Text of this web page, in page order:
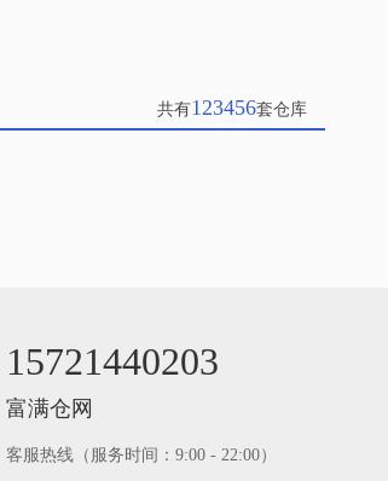
共有123456套仓库
15721440203
富满仓网
客服热线（服务时间：9:00 - 22:00）